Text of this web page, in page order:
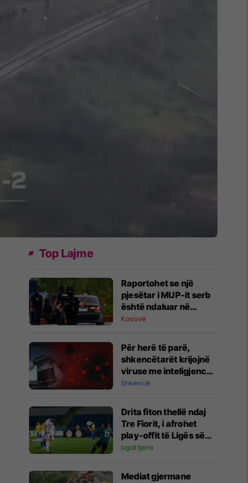
Top Lajme
Raportohet se një
pjesëtar i MUP-it serb
është ndaluar në
Jarinë
Kosovë
Për herë të parë,
shkencëtarët krijojnë
viruse me inteligjencë
artificiale
Shkencë
Drita fiton thellë ndaj
Tre Fiorit, i afrohet
play-offit të Ligës së
Konferencës
Ligat tjera
Mediat gjermane